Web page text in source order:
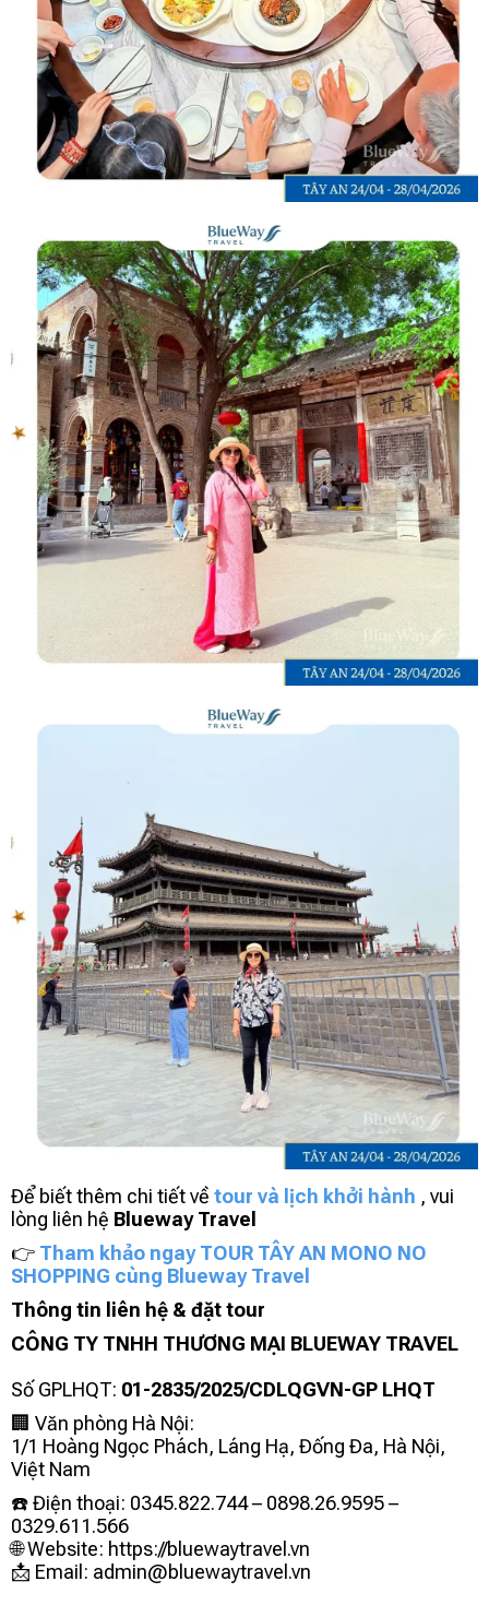
Để biết thêm chi tiết về tour và lịch khởi hành , vui
lòng liên hệ Blueway Travel
👉 Tham khảo ngay TOUR TÂY AN MONO NO
SHOPPING cùng Blueway Travel
Thông tin liên hệ & đặt tour
CÔNG TY TNHH THƯƠNG MẠI BLUEWAY TRAVEL
Số GPLHQT: 01-2835/2025/CDLQGVN-GP LHQT
🏢 Văn phòng Hà Nội:
1/1 Hoàng Ngọc Phách, Láng Hạ, Đống Đa, Hà Nội,
Việt Nam
☎️ Điện thoại: 0345.822.744 – 0898.26.9595 –
0329.611.566
🌐Website: https://bluewaytravel.vn
📩 Email: admin@bluewaytravel.vn